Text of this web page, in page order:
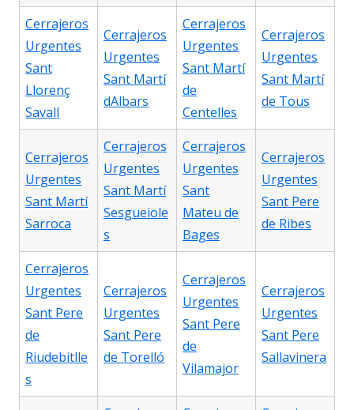
Cerrajeros
Urgentes
Sant
Llorenç
Savall
Cerrajeros
Urgentes
Sant Martí
dAlbars
Cerrajeros
Urgentes
Sant Martí
de
Centelles
Cerrajeros
Urgentes
Sant Martí
de Tous
Cerrajeros
Urgentes
Sant Martí
Sarroca
Cerrajeros
Urgentes
Sant Martí
Sesgueiole
s
Cerrajeros
Urgentes
Sant
Mateu de
Bages
Cerrajeros
Urgentes
Sant Pere
de Ribes
Cerrajeros
Urgentes
Sant Pere
de
Riudebitlle
s
Cerrajeros
Urgentes
Sant Pere
de Torelló
Cerrajeros
Urgentes
Sant Pere
de
Vilamajor
Cerrajeros
Urgentes
Sant Pere
Sallavinera